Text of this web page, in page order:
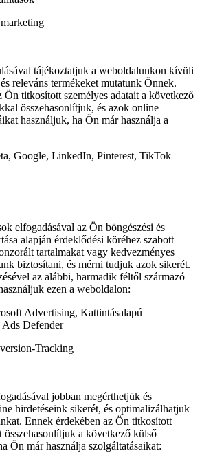
tájékoztatjuk a weboldalunkon kívüli
releváns termékeket mutatunk Önnek.
Ön titkosított személyes adatait a következő
összehasonlítjuk, és azok online
használjuk, ha Ön már használja a
Google, LinkedIn, Pinterest, TikTok
elfogadásával az Ön böngészési és
alapján érdeklődési köréhez szabott
tartalmakat vagy kedvezményes
biztosítani, és mérni tudjuk azok sikerét.
az alábbi, harmadik féltől származó
ezen a weboldalon:
Advertising, Kattintásalapú
Ads Defender
Tracking
jobban megérthetjük és
hirdetéseink sikerét, és optimalizálhatjuk
Ennek érdekében az Ön titkosított
összehasonlítjuk a következő külső
Ön már használja szolgáltatásaikat: